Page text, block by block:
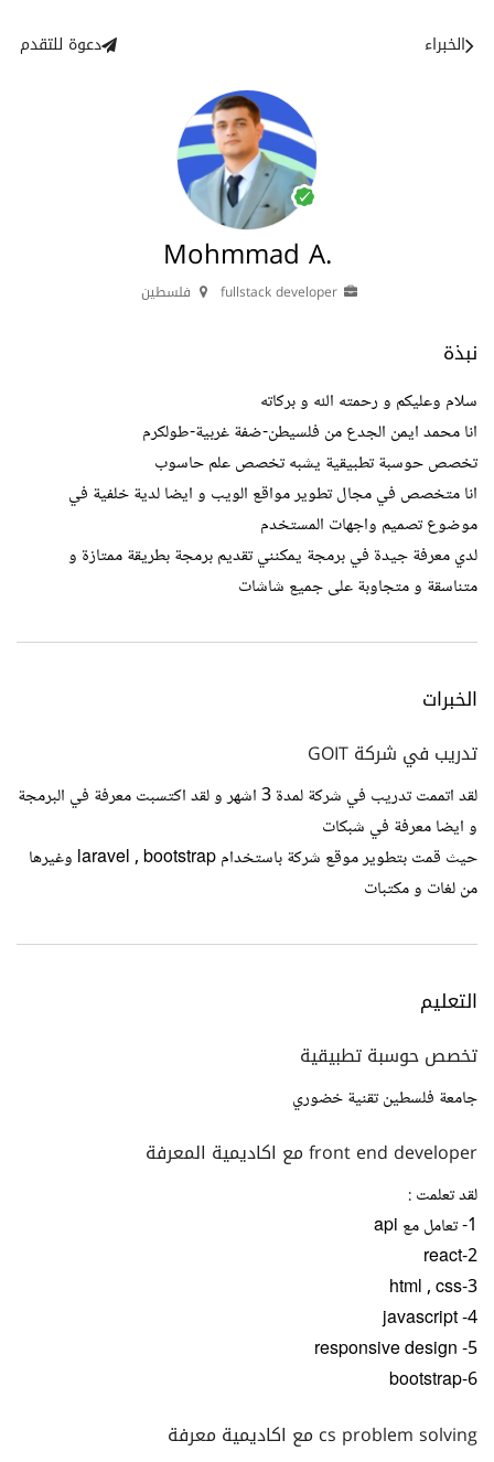
الخبراء دعوة للتقدم
Mohmmad A.
فلسطين
نبذة
سلام وعليكم و رحمته الله و بركاته
انا محمد ايمن الجدع من فلسيطن-ضفة غربية-طولكرم
تخصص حوسبة تطبيقية يشبه تخصص علم حاسوب
انا متخصص في مجال تطوير مواقع الويب و ايضا لدية خلفية في
موضوع تصميم واجهات المستخدم
لدي معرفة جيدة في برمجة يمكنني تقديم برمجة بطريقة ممتازة و
متناسقة و متجاوبة على جميع شاشات
الخبرات
تدريب في شركة GOIT
لقد اتممت تدريب في شركة لمدة 3 اشهر و لقد اكتسبت معرفة في البرمجة
و ايضا معرفة في شبكات
حيث قمت بتطوير موقع شركة باستخدام laravel , bootstrap وغيرها
من لغات و مكتبات
التعليم
تخصص حوسبة تطبيقية
جامعة فلسطين تقنية خضوري
front end developer مع اكاديمية المعرفة
لقد تعلمت :
1- تعامل مع api
2-react
3-html , css
4- javascript
5- responsive design
6-bootstrap
cs problem solving مع اكاديمية معرفة